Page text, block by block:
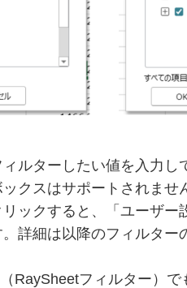
ルターしたい値を入力し
クスはサポートされませ
ックすると、「ユーザ
詳細は以降のフィルター
RaySheetフィルター）